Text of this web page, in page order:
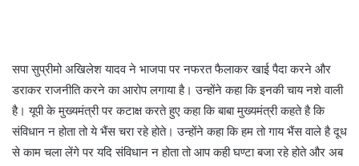
सपा सुप्रीमो अखिलेश यादव ने भाजपा पर नफरत फैलाकर खाई पैदा करने और
डराकर राजनीति करने का आरोप लगाया है। उन्होंने कहा कि इनकी चाय नशे वाली
है। यूपी के मुख्यमंत्री पर कटाक्ष करते हुए कहा कि बाबा मुख्यमंत्री कहते है कि
संविधान न होता तो ये भैंस चरा रहे होते। उन्होंने कहा कि हम तो गाय भैंस वाले है दूध
से काम चला लेंगे पर यदि संविधान न होता तो आप कही घण्टा बजा रहे होते और अब